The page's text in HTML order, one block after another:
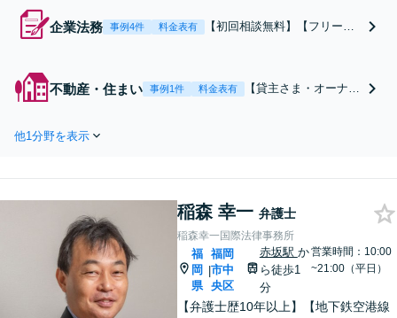
企業法務 事例4件 料金表有
【初回相談無料】【フリーラ
の代わりに弁護士という選択
を！契約書作成・チェック／
不動産・住まい 事例1件 料金表有
【貸主さま・オーナー
疵・サブリース訴訟・
ブルはお任せ！【休
日・夜間面談可】【完
全個室】【六本松駅2
分】
他1分野を表示
稲森 幸一 弁護士
稲森幸一国際法律事務所
福
岡
県
|
福岡
市中
央区
赤坂駅 か
ら徒歩1
分
営業時間：10:00
~21:00（平日）
【弁護士歴10年以上】【地下鉄空港線